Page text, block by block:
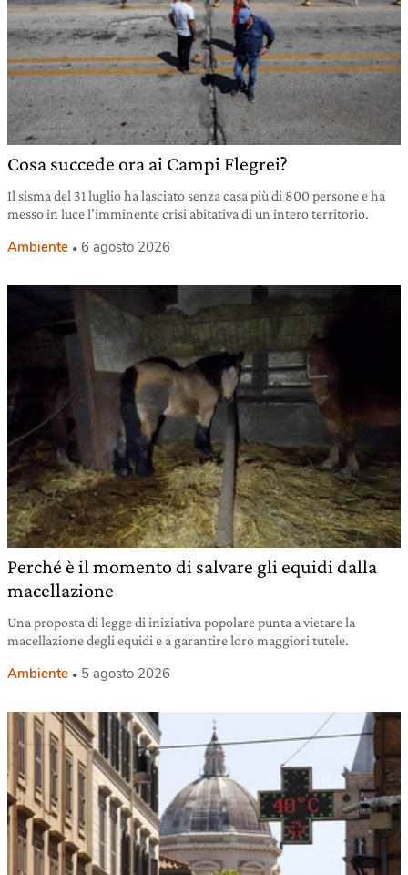
Cosa succede ora ai Campi Flegrei?
Il sisma del 31 luglio ha lasciato senza casa più di 800 persone e ha
messo in luce l’imminente crisi abitativa di un intero territorio.
Ambiente 6 agosto 2026
Perché è il momento di salvare gli equidi dalla
macellazione
Una proposta di legge di iniziativa popolare punta a vietare la
macellazione degli equidi e a garantire loro maggiori tutele.
Ambiente 5 agosto 2026